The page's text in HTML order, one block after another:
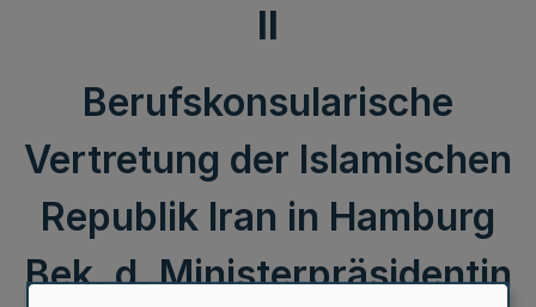
II
Berufskonsularische
Vertretung der Islamischen
Republik Iran in Hamburg
Bek. d. Ministerpräsidentin